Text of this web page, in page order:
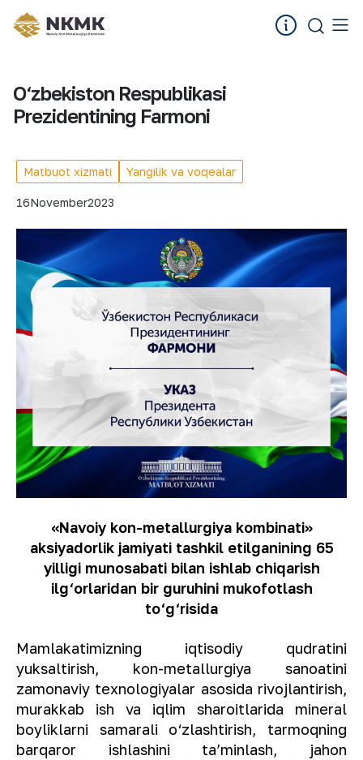
O‘zbekiston Respublikasi
Prezidentining Farmoni
Matbuot xizmati Yangilik va voqealar
16November2023
«Navoiy kon-metallurgiya kombinati»
aksiyadorlik jamiyati tashkil etilganining 65
yilligi munosabati bilan ishlab chiqarish
ilg‘orlaridan bir guruhini mukofotlash
to‘g‘risida
Mamlakatimizning iqtisodiy qudratini
yuksaltirish, kon-metallurgiya sanoatini
zamonaviy texnologiyalar asosida rivojlantirish,
murakkab ish va iqlim sharoitlarida mineral
boyliklarni samarali o‘zlashtirish, tarmoqning
barqaror ishlashini ta’minlash, jahon